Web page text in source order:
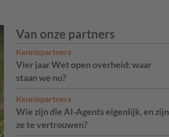
Van onze partners
Kennispartners
Vier jaar Wet open overheid: waar
staan we nu?
Kennispartners
Wie zijn die AI-Agents eigenlijk, en zijn
ze te vertrouwen?